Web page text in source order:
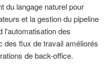
du langage naturel pour
et la gestion du pipeline
l'automatisation des
des flux de travail améliorés
de back-office.